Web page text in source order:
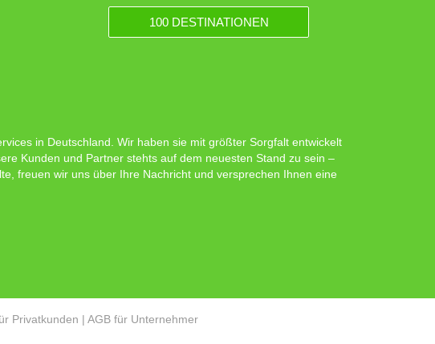
100 DESTINATIONEN
in Deutschland. Wir haben sie mit größter Sorgfalt entwickelt
Kunden und Partner stehts auf dem neuesten Stand zu sein –
freuen wir uns über Ihre Nachricht und versprechen Ihnen eine
Privatkunden | AGB für Unternehmer